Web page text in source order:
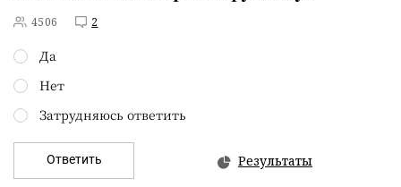
4506 2
Да
Нет
Затрудняюсь ответить
Ответить Результаты